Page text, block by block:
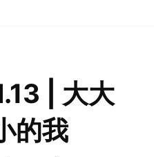
| 大大
的我